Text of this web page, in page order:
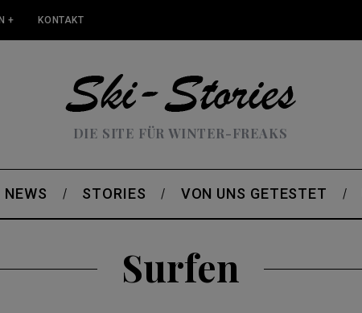
+ KONTAKT
DIE SITE FÜR WINTER-FREAKS
NEWS STORIES VON UNS GETESTET
Surfen